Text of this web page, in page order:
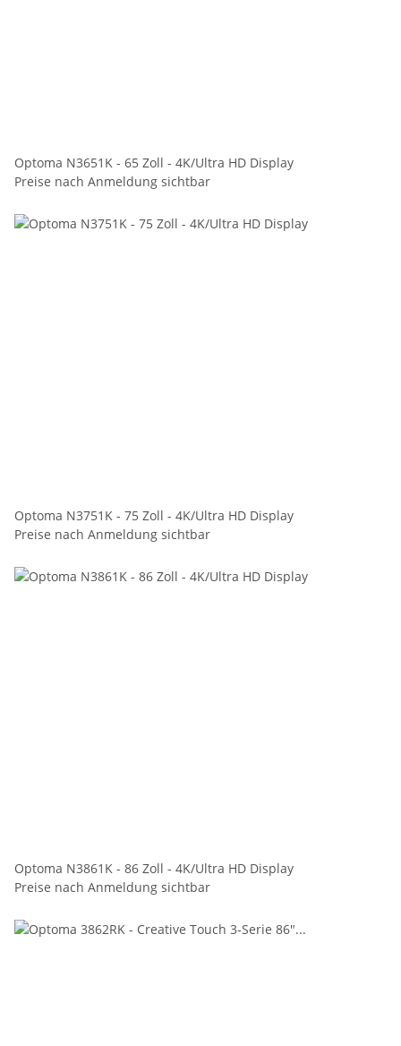
Optoma N3651K - 65 Zoll - 4K/Ultra HD Display
Preise nach Anmeldung sichtbar
Optoma N3751K - 75 Zoll - 4K/Ultra HD Display
Preise nach Anmeldung sichtbar
Optoma N3861K - 86 Zoll - 4K/Ultra HD Display
Preise nach Anmeldung sichtbar